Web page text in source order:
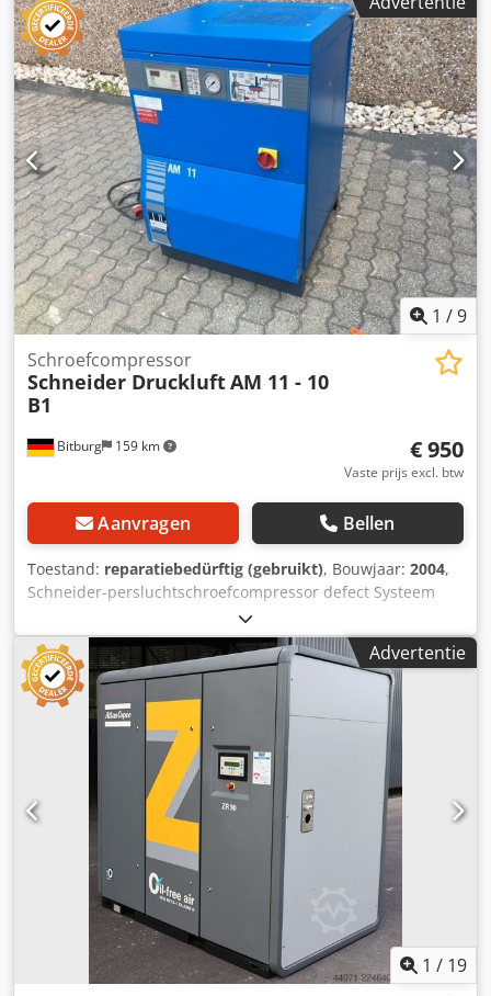
1 /9
Bitburg 159 km
Schroefcompressor
Schneider DruckluftAM 11 - 10
B1
€ 950
Vaste prijs excl. btw
Aanvragen Bellen
Toestand: reparatiebedürftig (gebruikt), Bouwjaar: 2004,
Schneider-persluchtschroefcompressor defect Systeem
moet gerepareerd worden. Machine wordt goedkoop
verkocht omdat deze gerepareerd moet worden.
Motorvermogen: 11 kW Dsdovmivcopfx Ad Nock
Volumestroom: 1500 liter/min Compressordruk: 10 bar
Locatie: af magazijn 54634 Bitburg Machine wordt verkocht
als defect Geen garantie - geen garantie -
Advertentie
1 / 19